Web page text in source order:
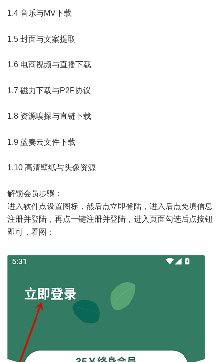
1.4 音乐与MV下载
1.5 封面与文案提取
1.6 电商视频与直播下载
1.7 磁力下载与P2P协议
1.8 资源嗅探与直链下载
1.9 蓝奏云文件下载
1.10 高清壁纸与头像资源
解锁会员步骤：
进入软件点设置图标，然后点立即登陆，进入后点免填信息
注册并登陆，再点一键注册并登陆，进入页面勾选后点按钮
即可，看图：